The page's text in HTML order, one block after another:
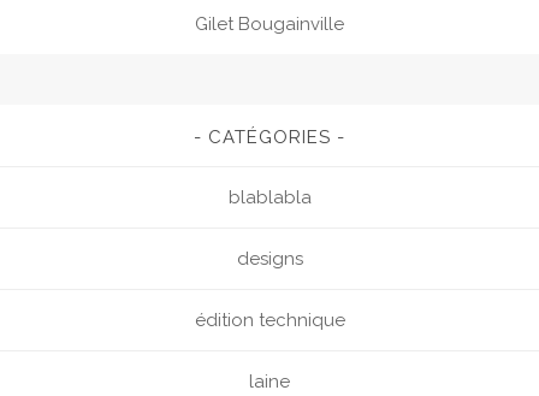
Gilet Bougainville
CATÉGORIES
blablabla
designs
édition technique
laine